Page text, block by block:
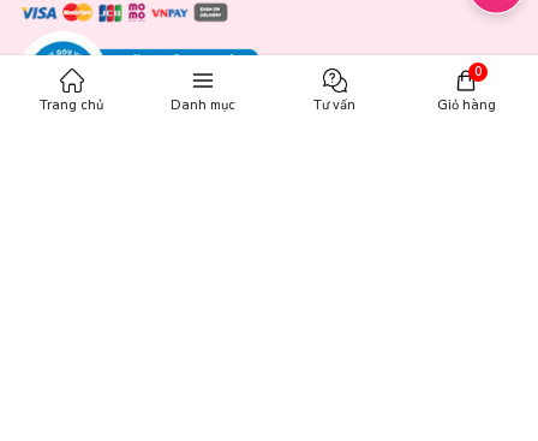
Trang chủ Danh mục Tư vấn
0
Giỏ hàng